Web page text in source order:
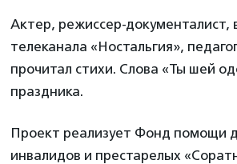
Актер, режиссер-
телеканала «Ностальгия»,
прочитал стихи. Слова «Ты шей
праздника.
Проект реализует Фонд помощи
инвалидов и престарелых